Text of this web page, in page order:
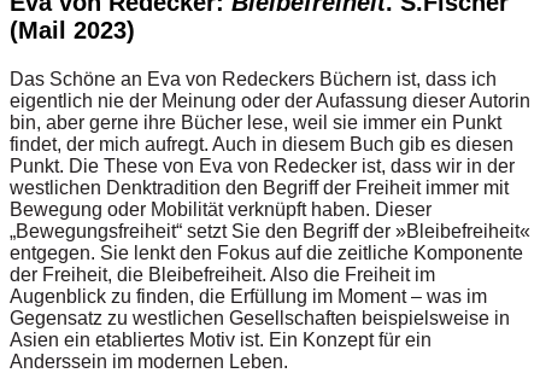
(Mail 2023)
Das Schöne an Eva von Redeckers Büchern ist, dass ich
eigentlich nie der Meinung oder der Aufassung dieser Autorin
bin, aber gerne ihre Bücher lese, weil sie immer ein Punkt
findet, der mich aufregt. Auch in diesem Buch gib es diesen
Punkt. Die These von Eva von Redecker ist, dass wir in der
westlichen Denktradition den Begriff der Freiheit immer mit
Bewegung oder Mobilität verknüpft haben. Dieser
„Bewegungsfreiheit“ setzt Sie den Begriff der »Bleibefreiheit«
entgegen. Sie lenkt den Fokus auf die zeitliche Komponente
der Freiheit, die Bleibefreiheit. Also die Freiheit im
Augenblick zu finden, die Erfüllung im Moment – was im
Gegensatz zu westlichen Gesellschaften beispielsweise in
Asien ein etabliertes Motiv ist. Ein Konzept für ein
Anderssein im modernen Leben.